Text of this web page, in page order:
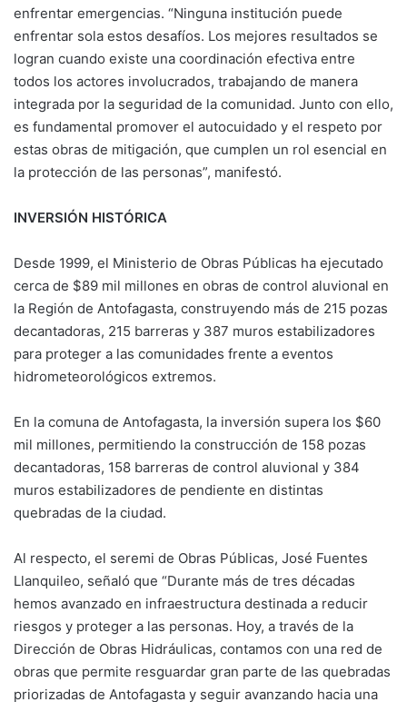
enfrentar emergencias. “Ninguna institución puede
enfrentar sola estos desafíos. Los mejores resultados se
logran cuando existe una coordinación efectiva entre
todos los actores involucrados, trabajando de manera
integrada por la seguridad de la comunidad. Junto con ello,
es fundamental promover el autocuidado y el respeto por
estas obras de mitigación, que cumplen un rol esencial en
la protección de las personas”, manifestó.
INVERSIÓN HISTÓRICA
Desde 1999, el Ministerio de Obras Públicas ha ejecutado
cerca de $89 mil millones en obras de control aluvional en
la Región de Antofagasta, construyendo más de 215 pozas
decantadoras, 215 barreras y 387 muros estabilizadores
para proteger a las comunidades frente a eventos
hidrometeorológicos extremos.
En la comuna de Antofagasta, la inversión supera los $60
mil millones, permitiendo la construcción de 158 pozas
decantadoras, 158 barreras de control aluvional y 384
muros estabilizadores de pendiente en distintas
quebradas de la ciudad.
Al respecto, el seremi de Obras Públicas, José Fuentes
Llanquileo, señaló que “Durante más de tres décadas
hemos avanzado en infraestructura destinada a reducir
riesgos y proteger a las personas. Hoy, a través de la
Dirección de Obras Hidráulicas, contamos con una red de
obras que permite resguardar gran parte de las quebradas
priorizadas de Antofagasta y seguir avanzando hacia una